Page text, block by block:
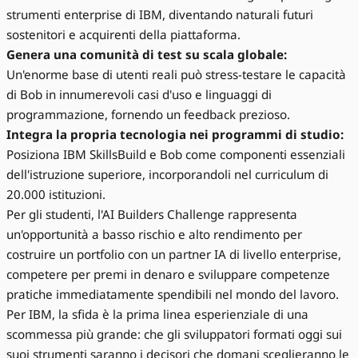
strumenti enterprise di IBM, diventando naturali futuri
sostenitori e acquirenti della piattaforma.
Genera una comunità di test su scala globale:
Un'enorme base di utenti reali può stress-testare le capacità
di Bob in innumerevoli casi d'uso e linguaggi di
programmazione, fornendo un feedback prezioso.
Integra la propria tecnologia nei programmi di studio:
Posiziona IBM SkillsBuild e Bob come componenti essenziali
dell'istruzione superiore, incorporandoli nel curriculum di
20.000 istituzioni.
Per gli studenti, l'AI Builders Challenge rappresenta
un'opportunità a basso rischio e alto rendimento per
costruire un portfolio con un partner IA di livello enterprise,
competere per premi in denaro e sviluppare competenze
pratiche immediatamente spendibili nel mondo del lavoro.
Per IBM, la sfida è la prima linea esperienziale di una
scommessa più grande: che gli sviluppatori formati oggi sui
suoi strumenti saranno i decisori che domani sceglieranno le